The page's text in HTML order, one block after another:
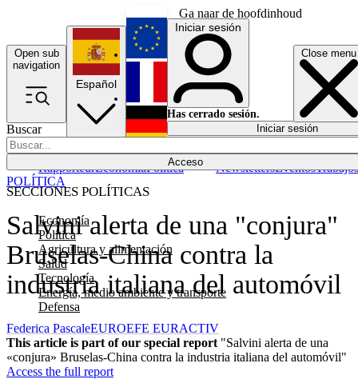
Ga naar de hoofdinhoud
Open sub
navigation
Close menu
Buscar
Acceso
SECCIONES POLÍTICAS
Economía
Política
Agricultura y alimentación
Salud
Tecnología
Energía, medio ambiente y transporte
Defensa
RapporteurEconomíaPolítica NewslettersEventosTrabajos
Español
English
Français
Iniciar sesión
Has cerrado sesión.
Iniciar sesión
Salvini alerta de una "conjura"
Bruselas-China contra la
industria italiana del automóvil
POLÍTICA
Federica PascaleEUROEFE EURACTIV
This article is part of our special report "Salvini alerta de una
«conjura» Bruselas-China contra la industria italiana del automóvil"
Access the full report